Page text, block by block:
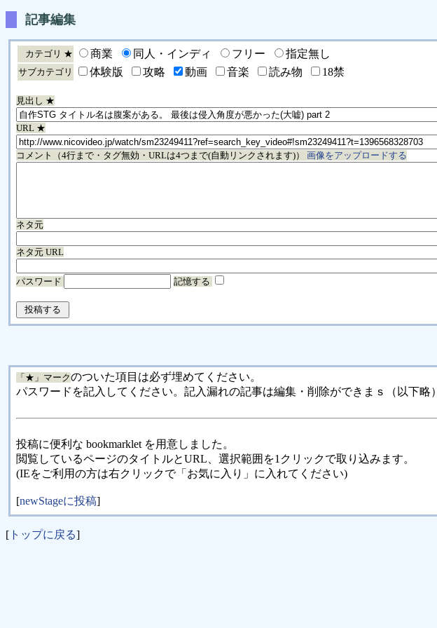
記事編集
カテゴリ ★ 商業 同人・インディ フリー 指定無し
サブカテゴリ 体験版 攻略 動画 音楽 読み物 18禁
見出し ★
URL ★
コメント（4行まで・タグ無効・URLは4つまで(自動リンクされます)） 画像をアップロードする
ネタ元
ネタ元 URL
パスワード 記憶する
「★」マークのついた項目は必ず埋めてください。
パスワードを記入してください。記入漏れの記事は編集・削除ができまｓ（以下略）
投稿に便利な bookmarklet を用意しました。
閲覧しているページのタイトルとURL、選択範囲を1クリックで取り込みます。
(IEをご利用の方は右クリックで「お気に入り」に入れてください)
[newStageに投稿]
[ トップに戻る]